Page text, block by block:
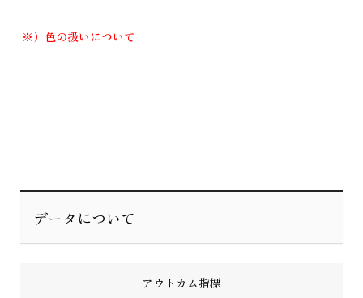
※）色の扱いについて
データについて
アウトカム指標